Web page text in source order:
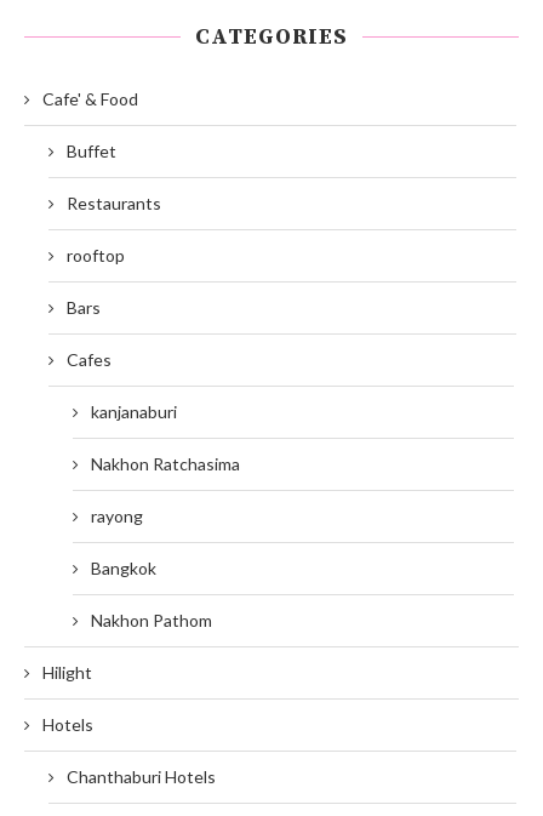
CATEGORIES
Cafe' & Food
Buffet
Restaurants
rooftop
Bars
Cafes
kanjanaburi
Nakhon Ratchasima
rayong
Bangkok
Nakhon Pathom
Hilight
Hotels
Chanthaburi Hotels